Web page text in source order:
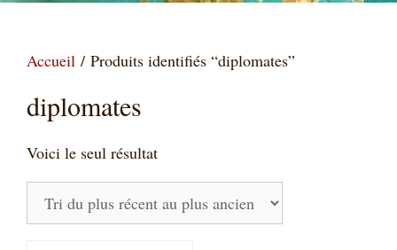
Accueil / Produits identifiés “diplomates”
diplomates
Voici le seul résultat